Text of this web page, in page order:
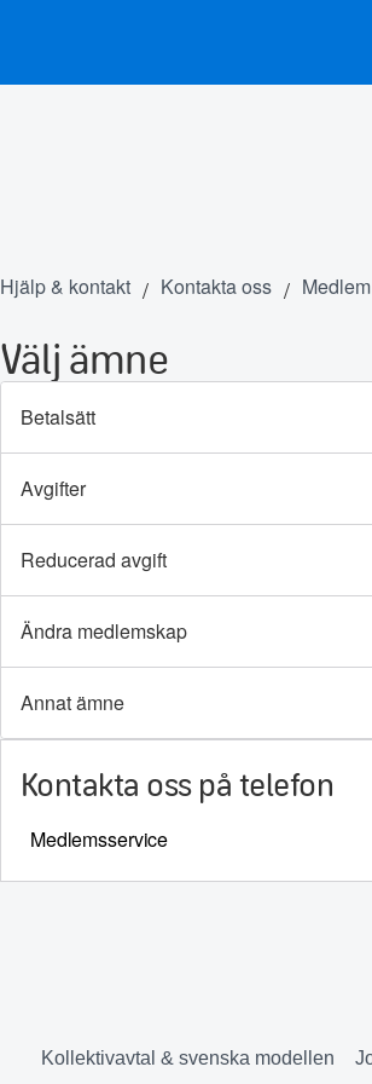
Hjälp & kontakt Kontakta oss Medlem
Välj ämne
Betalsätt
Avgifter
Reducerad avgift
Ändra medlemskap
Annat ämne
Kontakta oss på telefon
Medlemsservice
Kollektivavtal & svenska modellen